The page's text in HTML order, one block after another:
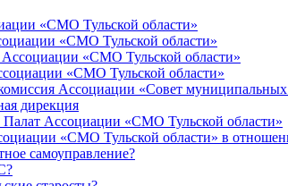
«СМО Тульской области»
«СМО Тульской области»
Ассоциации «СМО Тульской области»
«СМО Тульской области»
Ассоциации «Совет муниципальных
дирекция
Палат Ассоциации «СМО Тульской области»
«СМО Тульской области» в
самоуправление?